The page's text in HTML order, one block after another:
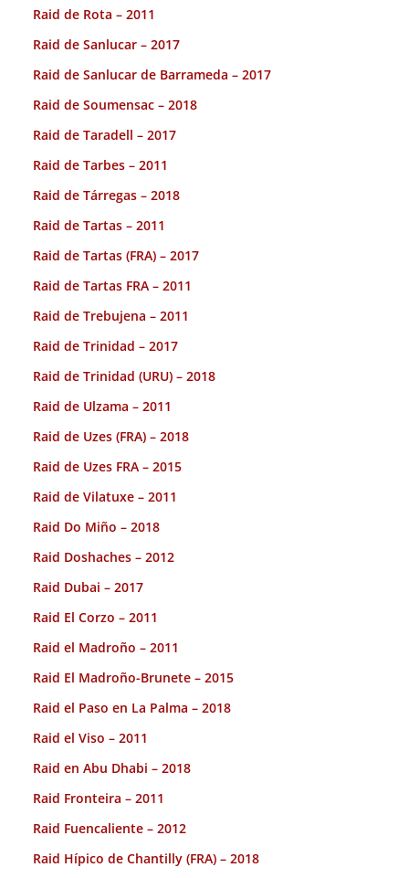
Raid de Rota – 2011
Raid de Sanlucar – 2017
Raid de Sanlucar de Barrameda – 2017
Raid de Soumensac – 2018
Raid de Taradell – 2017
Raid de Tarbes – 2011
Raid de Tárregas – 2018
Raid de Tartas – 2011
Raid de Tartas (FRA) – 2017
Raid de Tartas FRA – 2011
Raid de Trebujena – 2011
Raid de Trinidad – 2017
Raid de Trinidad (URU) – 2018
Raid de Ulzama – 2011
Raid de Uzes (FRA) – 2018
Raid de Uzes FRA – 2015
Raid de Vilatuxe – 2011
Raid Do Miño – 2018
Raid Doshaches – 2012
Raid Dubai – 2017
Raid El Corzo – 2011
Raid el Madroño – 2011
Raid El Madroño-Brunete – 2015
Raid el Paso en La Palma – 2018
Raid el Viso – 2011
Raid en Abu Dhabi – 2018
Raid Fronteira – 2011
Raid Fuencaliente – 2012
Raid Hípico de Chantilly (FRA) – 2018